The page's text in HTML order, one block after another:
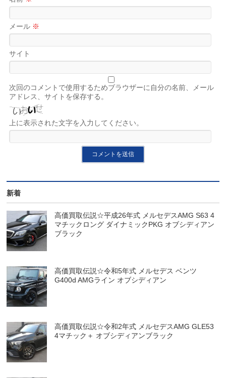
メール ※
サイト
次回のコメントで使用するためブラウザーに自分の名前、メール
アドレス、サイトを保存する。
上に表示された文字を入力してください。
新着
高価買取伝説☆平成26年式 メルセデスAMG S63 4
マチックロング ダイナミックPKG オブシディアン
ブラック
高価買取伝説☆令和5年式 メルセデス ベンツ
G400d AMGライン オブシディアン
高価買取伝説☆令和2年式 メルセデスAMG GLE53
4マチック＋ オブシディアンブラック